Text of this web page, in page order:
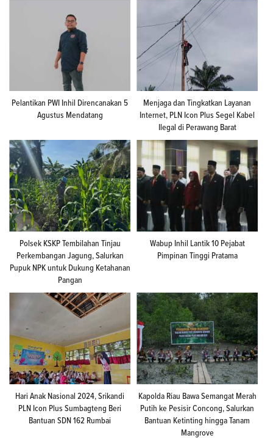
Pelantikan PWI Inhil Direncanakan 5
Agustus Mendatang
Menjaga dan Tingkatkan Layanan
Internet, PLN Icon Plus Segel Kabel
Ilegal di Perawang Barat
Polsek KSKP Tembilahan Tinjau
Perkembangan Jagung, Salurkan
Pupuk NPK untuk Dukung Ketahanan
Pangan
Wabup Inhil Lantik 10 Pejabat
Pimpinan Tinggi Pratama
Hari Anak Nasional 2024, Srikandi
PLN Icon Plus Sumbagteng Beri
Bantuan SDN 162 Rumbai
Kapolda Riau Bawa Semangat Merah
Putih ke Pesisir Concong, Salurkan
Bantuan Ketinting hingga Tanam
Mangrove